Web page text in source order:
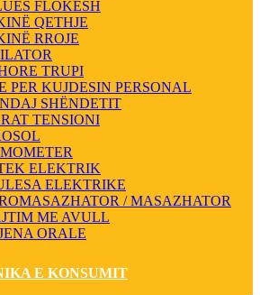
FLOKESH
QETHJE
RROJE
TRUPI
PER KUJDESIN PERSONAL
SHËNDETIT
TENSIONI
ELEKTRIK
ELEKTRIKE
/ MASAZHATOR
ME AVULL
ORALE
E KONSUMIT